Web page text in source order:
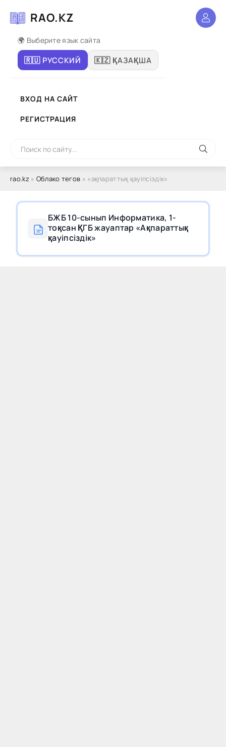
RAO.KZ
🌍 Выберите язык сайта
🇷🇺 РУССКИЙ 🇰🇿 ҚАЗАҚША
ВХОД НА САЙТ
РЕГИСТРАЦИЯ
rao.kz» Облако тегов » «ақпараттық қауіпсіздік»
БЖБ 10-сынып Информатика, 1-
тоқсан ҚГБ жауаптар «Ақпараттық
қауіпсіздік»